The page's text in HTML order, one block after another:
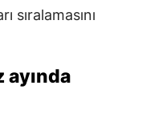
sıralamasını
ayında